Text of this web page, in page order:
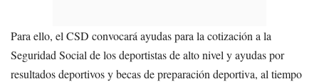
Para ello, el CSD convocará ayudas para la cotización a la
Seguridad Social de los deportistas de alto nivel y ayudas por
resultados deportivos y becas de preparación deportiva, al tiempo